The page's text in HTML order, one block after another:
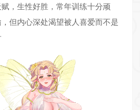
，生性好胜，常年训练十分顽
但内心深处渴望被人喜爱而不是